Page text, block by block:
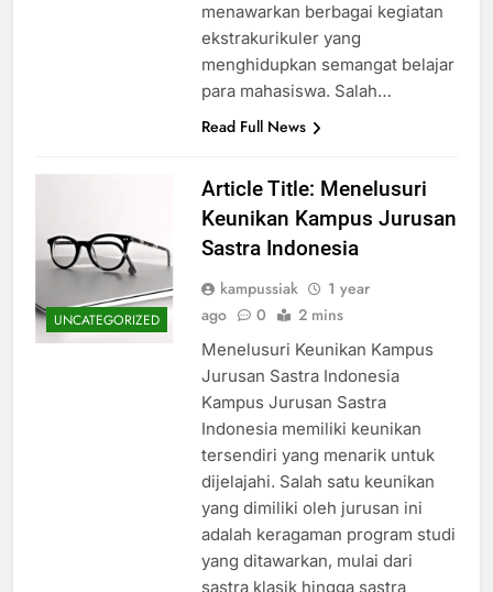
menawarkan berbagai kegiatan
ekstrakurikuler yang
menghidupkan semangat belajar
para mahasiswa. Salah…
Read Full News
UNCATEGORIZED
Article Title: Menelusuri
Keunikan Kampus Jurusan
Sastra Indonesia
kampussiak
1 year
ago
0 2 mins
Menelusuri Keunikan Kampus
Jurusan Sastra Indonesia
Kampus Jurusan Sastra
Indonesia memiliki keunikan
tersendiri yang menarik untuk
dijelajahi. Salah satu keunikan
yang dimiliki oleh jurusan ini
adalah keragaman program studi
yang ditawarkan, mulai dari
sastra klasik hingga sastra